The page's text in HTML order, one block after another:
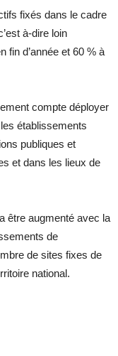
fixés dans le cadre
à-dire loin
fin d’année et 60 % à
compte déployer
établissements
publiques et
et dans les lieux de
être augmenté avec la
de
de sites fixes de
national.